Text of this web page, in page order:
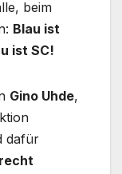
beim
Blau ist
ist SC!
Gino Uhde,
dafür